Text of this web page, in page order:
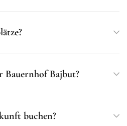
Bauernhof Bajbut?
buchen?